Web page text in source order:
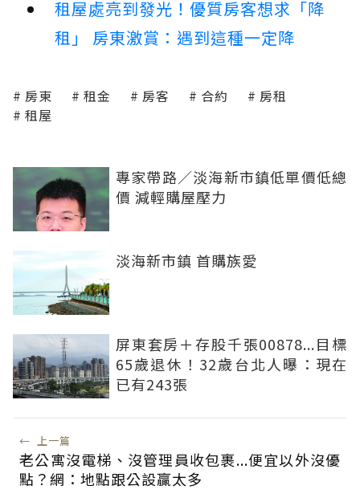
租屋處亮到發光！優質房客想求「降
租」 房東激賞：遇到這種一定降
房東 租金 房客 合約
房租
租屋
專家帶路／淡海新市鎮低單價低總
價 減輕購屋壓力
淡海新市鎮 首購族愛
屏東套房＋存股千張00878...目標
65歲退休！32歲台北人曝：現在
已有243張
← 上一篇
老公寓沒電梯、沒管理員收包裹...便宜以外沒優
點？網：地點跟公設贏太多